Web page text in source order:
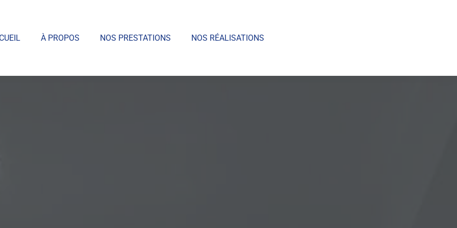
À PROPOS NOS PRESTATIONS NOS RÉALISATIONS